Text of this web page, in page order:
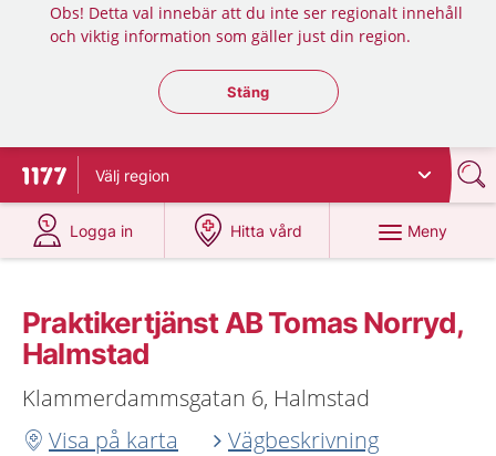
Obs! Detta val innebär att du inte ser regionalt innehåll
och viktig information som gäller just din region.
Stäng regionsväljaren
Stäng
Till startsidan för 1177
Välj region
Logga in
på 1177.se
Hitta vård
på 1177.se
Meny
Praktikertjänst AB Tomas Norryd,
Halmstad
Klammerdammsgatan 6, Halmstad
Visa på karta
Vägbeskrivning